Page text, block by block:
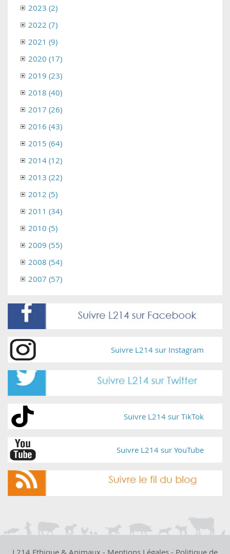
2023 (2)
2022 (7)
2021 (9)
2020 (17)
2019 (23)
2018 (40)
2017 (26)
2016 (43)
2015 (64)
2014 (12)
2013 (22)
2012 (5)
2011 (34)
2010 (5)
2009 (55)
2008 (54)
2007 (57)
Suivre L214 sur Instagram
Suivre L214 sur TikTok
Suivre L214 sur YouTube
L214 Ethique & Animaux - Mentions Légales - Politique de